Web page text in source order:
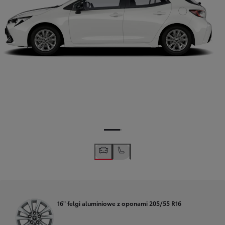
16" felgi aluminiowe z oponami 205/55 R16